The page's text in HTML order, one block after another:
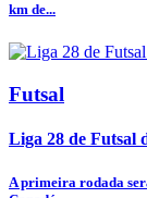
km de...
Futsal
Liga 28 de Futsal
A primeira rodada